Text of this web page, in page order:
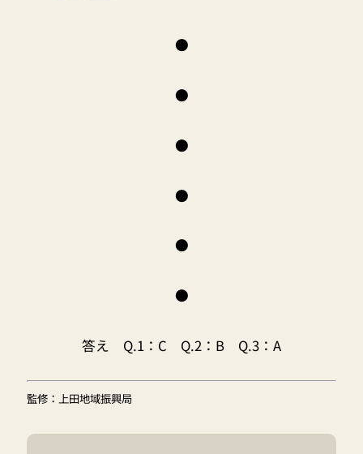
●
●
●
●
●
●
答え Q.1：C Q.2：B Q.3：A
監修：上田地域振興局